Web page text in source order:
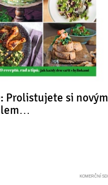
Prolistujete si novým